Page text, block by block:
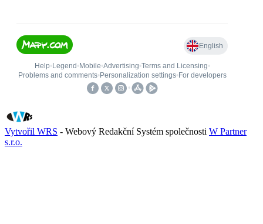
Vytvořil WRS - Webový Redakční Systém společnosti W Partner
s.r.o.